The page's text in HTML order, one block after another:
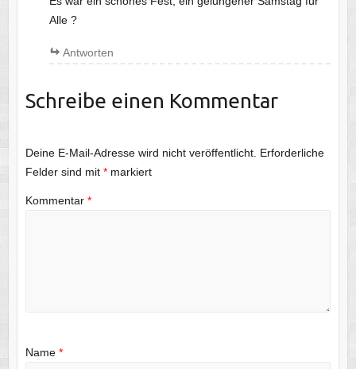
Alle ?
Antworten
Schreibe einen Kommentar
Deine E-Mail-Adresse wird nicht veröffentlicht. Erforderliche
Felder sind mit *markiert
Kommentar *
Name *